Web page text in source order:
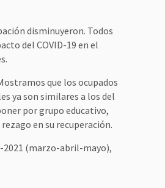
disminuyeron. Todos
del COVID-19 en el
que los ocupados
ya son similares a los del
por grupo educativo,
en su recuperación.
(marzo-abril-mayo),